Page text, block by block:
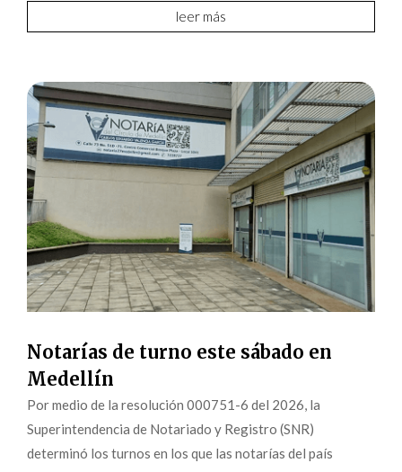
leer más
Notarías de turno este sábado en
Medellín
Por medio de la resolución 000751-6 del 2026, la
Superintendencia de Notariado y Registro (SNR)
determinó los turnos en los que las notarías del país